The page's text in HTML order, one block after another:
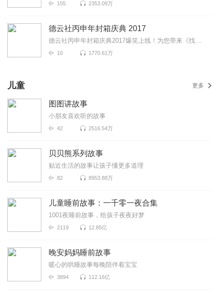
155 2353.09万
德云社丙申年封箱庆典 2017
德云社丙申年封箱庆典2017爆笑上线！为您带来《找搭档》《下象棋》《爱情往事》等高能相声！各种爆笑包...
10 1770.61万
儿童 更多
图图讲故事
小朋友喜欢听的故事
42 2516.54万
贝贝熊系列故事
贴近生活的故事让孩子懂更多道理
82 8953.88万
儿童睡前故事：一千零一夜合集
1001夜睡前故事，给孩子夜夜好梦
2119 12.85亿
晚安妈妈睡前故事
暖心的哄睡故事每晚陪伴着宝宝
3894 112.16亿